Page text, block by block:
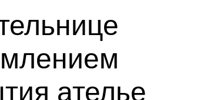
ателье